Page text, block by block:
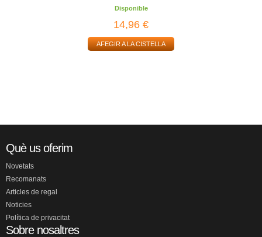
Disponible
14,96 €
AFEGIR A LA CISTELLA
Què us oferim
Novetats
Recomanats
Articles de regal
Noticies
Política de privacitat
Sobre nosaltres